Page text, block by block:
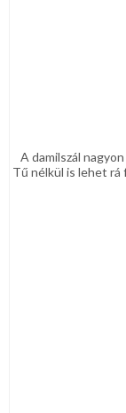
A damilszál
Tű nélkül is lehet rá